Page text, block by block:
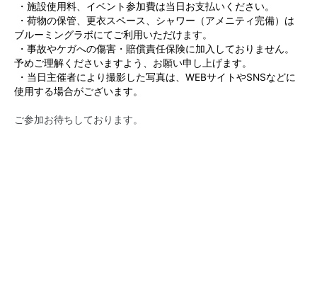
・施設使用料、イベント参加費は当日お支払いください。
・荷物の保管、更衣スペース、シャワー（アメニティ完備）は
ブルーミングラボにてご利用いただけます。
・事故やケガへの傷害・賠償責任保険に加入しておりません。
予めご理解くださいますよう、お願い申し上げます。
・当日主催者により撮影した写真は、WEBサイトやSNSなどに
使用する場合がございます。
ご参加お待ちしております。